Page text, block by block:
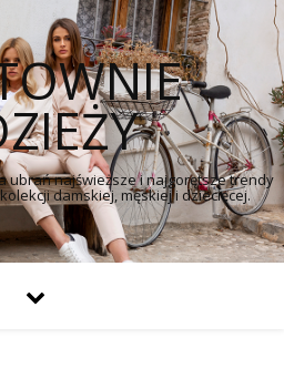
ubrań najświeższe i najgorętsze trendy
damskiej, męskiej i dziecięcej.